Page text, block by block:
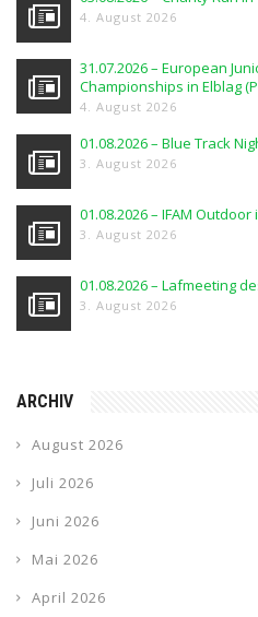
4. August 2026
31.07.2026 – European
Championships in Elblag
4. August 2026
01.08.2026 – Blue Track
3. August 2026
01.08.2026 – IFAM Outdoor
3. August 2026
01.08.2026 – Lafmeeting
3. August 2026
ARCHIV
August 2026
Juli 2026
Juni 2026
Mai 2026
April 2026